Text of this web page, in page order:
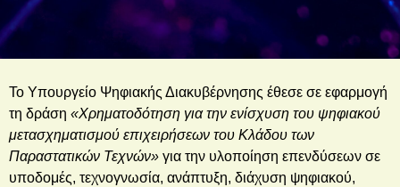
Το Υπουργείο Ψηφιακής Διακυβέρνησης έθεσε σε εφαρμογή
τη δράση «Χρηματοδότηση για την ενίσχυση του ψηφιακού
μετασχηματισμού επιχειρήσεων του Κλάδου των
Παραστατικών Τεχνών» για την υλοποίηση επενδύσεων σε
υποδομές, τεχνογνωσία, ανάπτυξη, διάχυση ψηφιακού,